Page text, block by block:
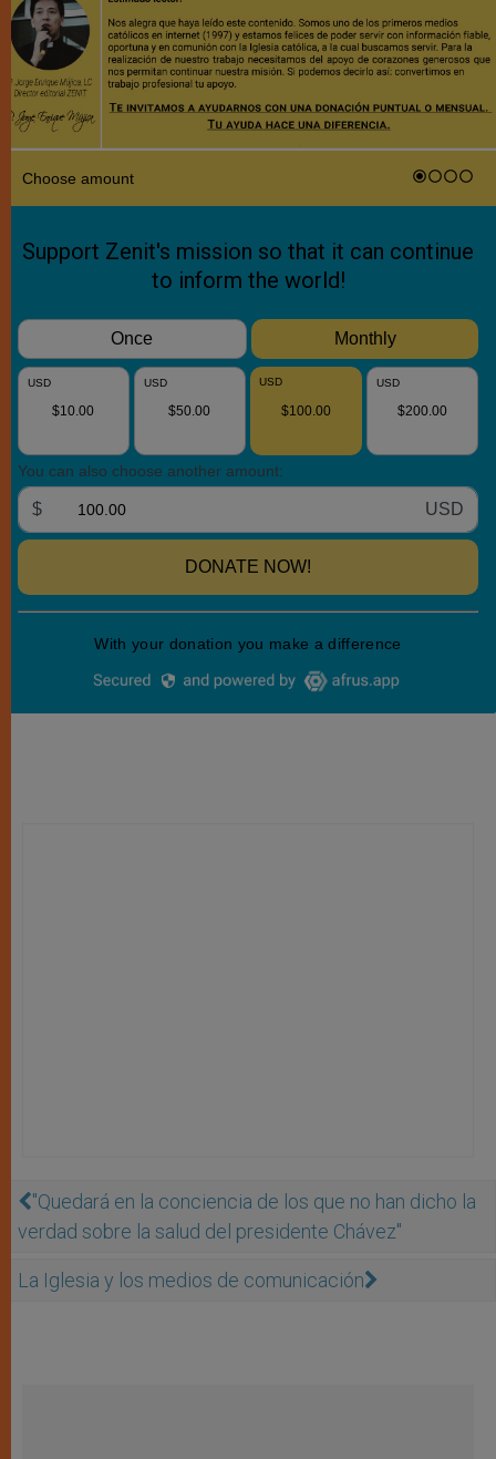
''Quedará en la conciencia de los que no han dicho la
verdad sobre la salud del presidente Chávez''
La Iglesia y los medios de comunicación